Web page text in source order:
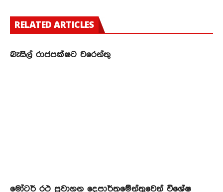
RELATED ARTICLES
බැසිල් රාජපක්ෂට වරෙන්තු
මෝටර් රථ ප්‍රවාහන දෙපාර්තමේන්තුවෙන් විශේෂ